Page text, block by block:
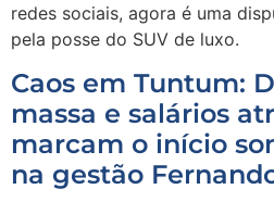
redes sociais, agora é uma
pela posse do SUV de luxo.
Caos em Tuntum:
massa e salários
marcam o início
na gestão